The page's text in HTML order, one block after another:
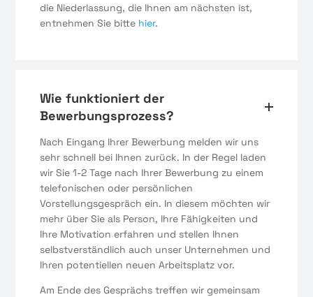
die Niederlassung, die Ihnen am nächsten ist,
entnehmen Sie bitte hier.
Wie funktioniert der
Bewerbungsprozess?
Nach Eingang Ihrer Bewerbung melden wir uns
sehr schnell bei Ihnen zurück. In der Regel laden
wir Sie 1-2 Tage nach Ihrer Bewerbung zu einem
telefonischen oder persönlichen
Vorstellungsgespräch ein. In diesem möchten wir
mehr über Sie als Person, Ihre Fähigkeiten und
Ihre Motivation erfahren und stellen Ihnen
selbstverständlich auch unser Unternehmen und
Ihren potentiellen neuen Arbeitsplatz vor.
Am Ende des Gesprächs treffen wir gemeinsam